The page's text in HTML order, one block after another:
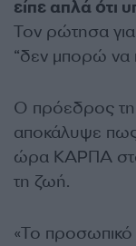
είπε απλά ότι
Τον ρώτησα
“δεν μπορώ να
Ο πρόεδρος
αποκάλυψε πως
ώρα ΚΑΡΠΑ
τη ζωή.
«Το προσωπικό